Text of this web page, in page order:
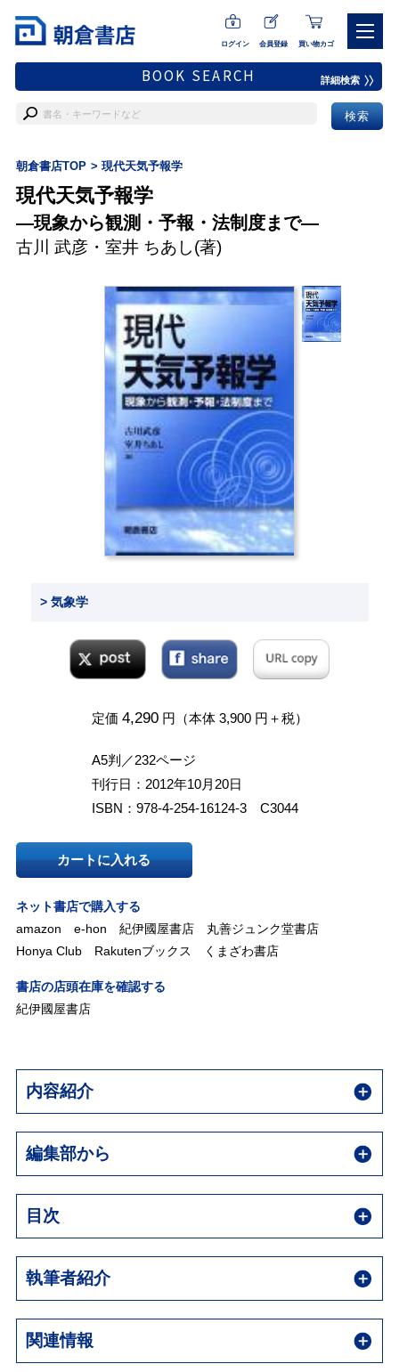
ログイン 会員登録 買い物カゴ
BOOK SEARCH 詳細検索
朝倉書店TOP 現代天気予報学
現代天気予報学
―現象から観測・予報・法制度まで―
古川 武彦・ 室井 ちあし(著)
> 気象学
定価 4,290円（本体 3,900 円＋税）
A5判／232ページ
刊行日：2012年10月20日
ISBN：978-4-254-16124-3 C3044
カートに入れる
ネット書店で購入する
amazon
e-hon 紀伊國屋書店
丸善ジュンク堂書店
Honya Club
Rakutenブックス くまざわ書店
書店の店頭在庫を確認する
紀伊國屋書店
内容紹介
編集部から
目次
執筆者紹介
関連情報